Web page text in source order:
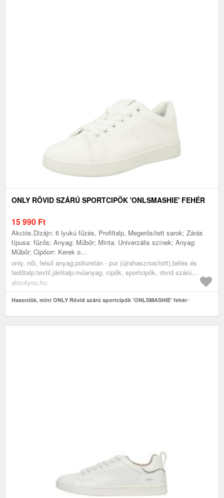
ONLY RÖVID SZÁRÚ SPORTCIPŐK 'ONLSMASHIE' FEHÉR
15 990 Ft
Akciós.Dizájn: 6 lyukú fűzés, Profiltalp, Megerősített sarok; Zárás
típusa: fűzős; Anyag: Műbőr; Minta: Univerzális színek; Anyag:
Műbőr; Cipőorr: Kerek o...
only, női, felső anyag:poliuretán - pur (újrahasznosított),bélés és
fedőtalp:textil,járótalp:műanyag, cipők, sportcipők, rövid szárú
edzőcipők, klasszikus sportcipők, fehér
aboutyou.hu
Hasonlók, mint ONLY Rövid szárú sportcipők 'ONLSMASHIE' fehér